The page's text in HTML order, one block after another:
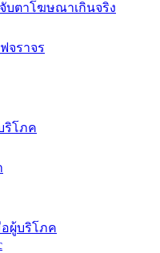
บตาโฆษณาเกินจริง
จราจร
ริโภค
ผู้บริโภค